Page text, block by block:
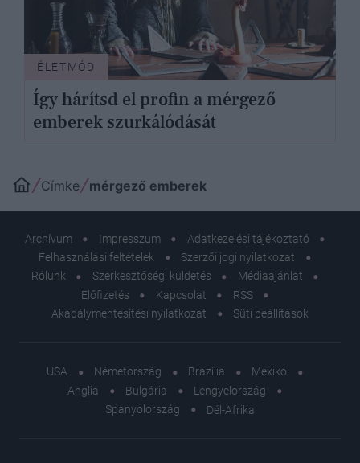
ÉLETMÓD
Így hárítsd el profin a mérgező
emberek szurkálódását
Címke mérgező emberek
Archívum Impresszum
Adatkezelési tájékoztató
Felhasználási feltételek
Szerzői jogi nyilatkozat
Rólunk
Szerkesztőségi küldetés
Médiaajánlat
Előfizetés
Kapcsolat
RSS
Akadálymentesítési nyilatkozat
Süti beállítások
USA Németország Brazília
Mexikó
Anglia
Bulgária
Lengyelország
Spanyolország
Dél-Afrika